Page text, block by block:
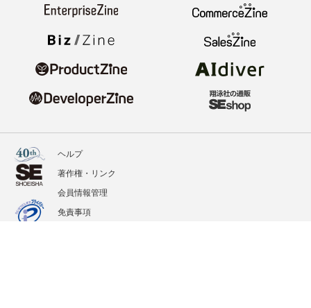
ヘルプ
著作権・リンク
会員情報管理
免責事項